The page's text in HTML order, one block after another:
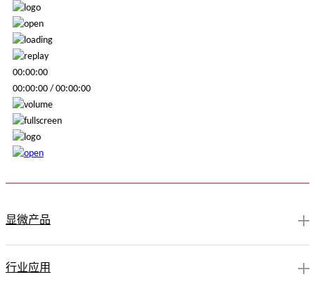
00:00:00
00:00:00 / 00:00:00
显微产品
行业应用